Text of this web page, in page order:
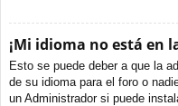
¡Mi idioma no está en
Esto se puede deber a que la
de su idioma para el foro o
un Administrador si puede